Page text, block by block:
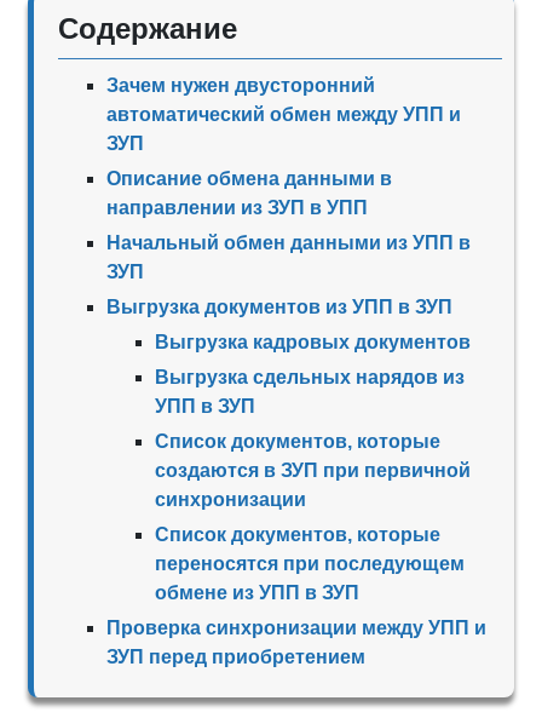
Содержание
Зачем нужен двусторонний
автоматический обмен между УПП и
ЗУП
Описание обмена данными в
направлении из ЗУП в УПП
Начальный обмен данными из УПП в
ЗУП
Выгрузка документов из УПП в ЗУП
Выгрузка кадровых документов
Выгрузка сдельных нарядов из
УПП в ЗУП
Список документов, которые
создаются в ЗУП при первичной
синхронизации
Список документов, которые
переносятся при последующем
обмене из УПП в ЗУП
Проверка синхронизации между УПП и
ЗУП перед приобретением